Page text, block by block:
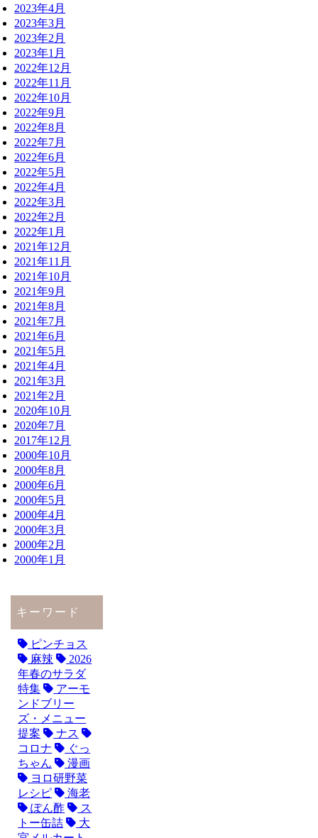
2023年4月
2023年3月
2023年2月
2023年1月
2022年12月
2022年11月
2022年10月
2022年9月
2022年8月
2022年7月
2022年6月
2022年5月
2022年4月
2022年3月
2022年2月
2022年1月
2021年12月
2021年11月
2021年10月
2021年9月
2021年8月
2021年7月
2021年6月
2021年5月
2021年4月
2021年3月
2021年2月
2020年10月
2020年7月
2017年12月
2000年10月
2000年8月
2000年6月
2000年5月
2000年4月
2000年3月
2000年2月
2000年1月
キーワード
ピンチョス
麻辣
2026
年春のサラダ
特集
アーモ
ンドブリー
ズ・メニュー
提案
ナス
コロナ
ぐっ
ちゃん
漫画
ヨロ研野菜
レシピ
海老
ぽん酢
ス
トー缶詰
大